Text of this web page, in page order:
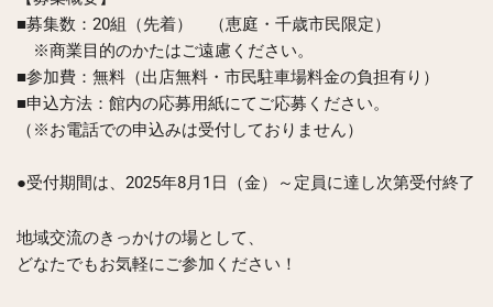
■募集数：20組（先着） （恵庭・千歳市民限定）
※商業目的のかたはご遠慮ください。
■参加費：無料（出店無料・市民駐車場料金の負担有り）
■申込方法：館内の応募用紙にてご応募ください。
（※お電話での申込みは受付しておりません）
●受付期間は、2025年8月1日（金）～定員に達し次第受付終了
地域交流のきっかけの場として、
どなたでもお気軽にご参加ください！